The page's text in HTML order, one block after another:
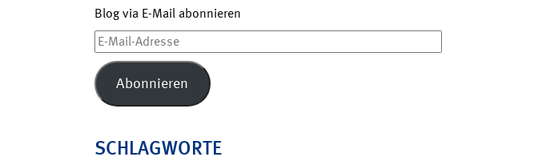
Blog via E-Mail abonnieren
E-
Mail-
Adresse
Abonnieren
SCHLAGWORTE